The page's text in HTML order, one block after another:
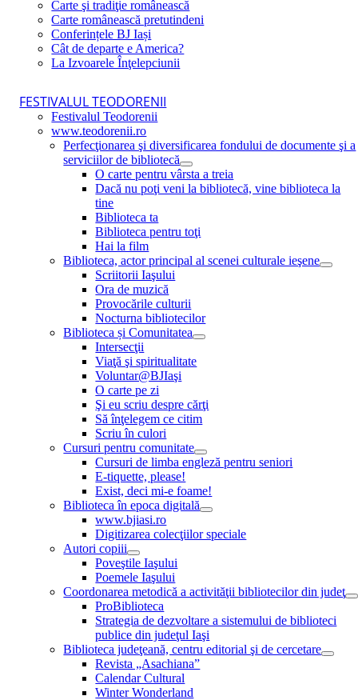
Carte şi tradiţie românească
Carte românească pretutindeni
Conferințele BJ Iași
Cât de departe e America?
La Izvoarele Înţelepciunii
FESTIVALUL TEODORENII
Festivalul Teodorenii
www.teodorenii.ro
Perfecţionarea şi diversificarea fondului de documente şi a
serviciilor de bibliotecă
O carte pentru vârsta a treia
Dacă nu poţi veni la bibliotecă, vine biblioteca la
tine
Biblioteca ta
Biblioteca pentru toţi
Hai la film
Biblioteca, actor principal al scenei culturale ieşene
Scriitorii Iaşului
Ora de muzică
Provocările culturii
Nocturna bibliotecilor
Biblioteca și Comunitatea
Intersecţii
Viaţă şi spiritualitate
Voluntar@BJIaşi
O carte pe zi
Şi eu scriu despre cărţi
Să înţelegem ce citim
Scriu în culori
Cursuri pentru comunitate
Cursuri de limba engleză pentru seniori
E-tiquette, please!
Exist, deci mi-e foame!
Biblioteca în epoca digitală
www.bjiasi.ro
Digitizarea colecţiilor speciale
Autori copiii
Poveştile Iaşului
Poemele Iaşului
Coordonarea metodică a activităţii bibliotecilor din judeţ
ProBiblioteca
Strategia de dezvoltare a sistemului de biblioteci
publice din judeţul Iaşi
Biblioteca judeţeană, centru editorial şi de cercetare
Revista „Asachiana”
Calendar Cultural
Winter Wonderland